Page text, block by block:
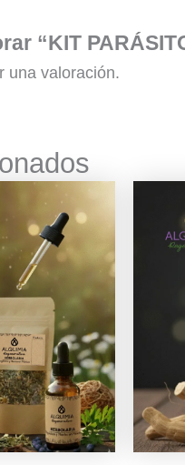
“KIT
una valoración.